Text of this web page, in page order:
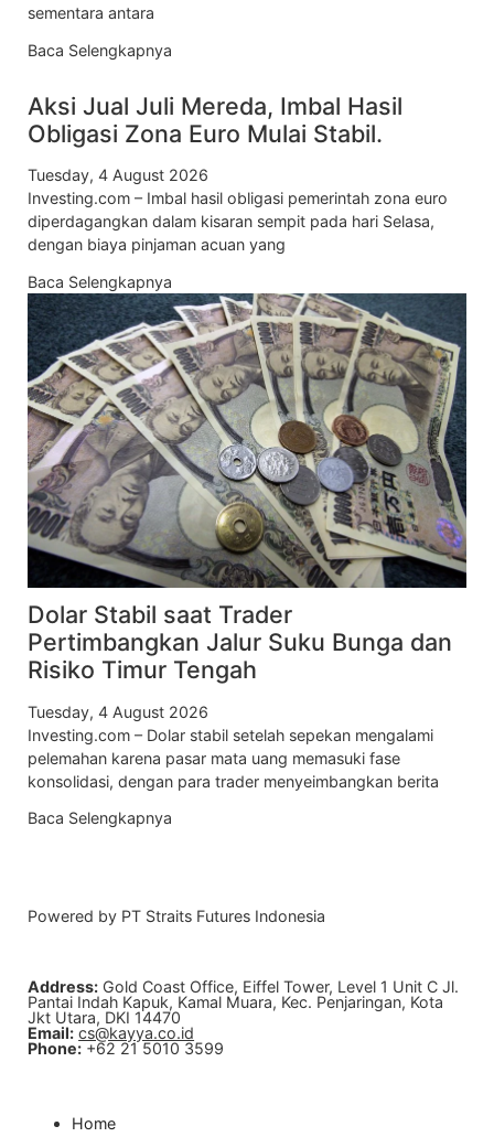
sementara antara
Baca Selengkapnya
Aksi Jual Juli Mereda, Imbal Hasil
Obligasi Zona Euro Mulai Stabil.
Tuesday, 4 August 2026
Investing.com – Imbal hasil obligasi pemerintah zona euro
diperdagangkan dalam kisaran sempit pada hari Selasa,
dengan biaya pinjaman acuan yang
Baca Selengkapnya
Dolar Stabil saat Trader
Pertimbangkan Jalur Suku Bunga dan
Risiko Timur Tengah
Tuesday, 4 August 2026
Investing.com – Dolar stabil setelah sepekan mengalami
pelemahan karena pasar mata uang memasuki fase
konsolidasi, dengan para trader menyeimbangkan berita
Baca Selengkapnya
Powered by PT Straits Futures Indonesia
Address: Gold Coast Office, Eiffel Tower, Level 1 Unit C Jl.
Pantai Indah Kapuk, Kamal Muara, Kec. Penjaringan, Kota
Jkt Utara, DKI 14470
Email: cs@kayya.co.id
Phone: +62 21 5010 3599
Home